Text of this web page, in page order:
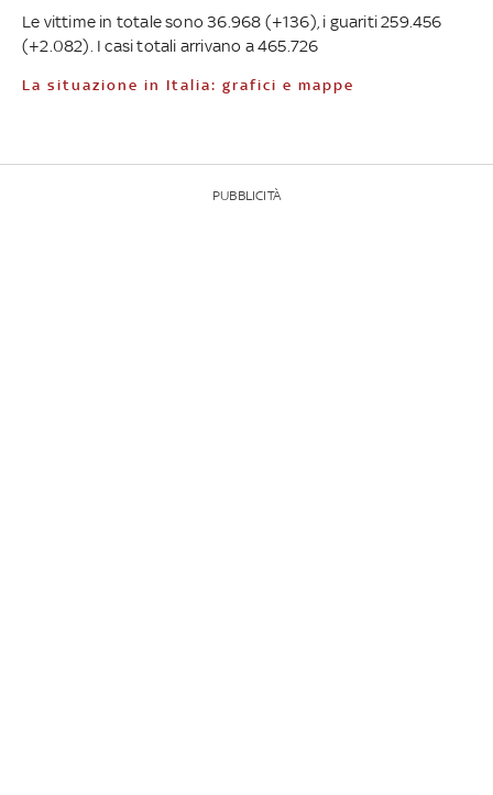
Le vittime in totale sono 36.968 (+136), i guariti 259.456
(+2.082). I casi totali arrivano a 465.726
La situazione in Italia: grafici e mappe
PUBBLICITÀ